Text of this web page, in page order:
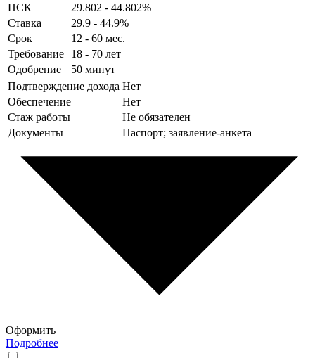
ПСК
29.802 - 44.802%
Ставка
29.9 - 44.9%
Срок
12 - 60 мес.
Требование
18 - 70 лет
Одобрение
50 минут
Подтверждение дохода Нет
Обеспечение
Нет
Стаж работы
Не обязателен
Документы
Паспорт; заявление-анкета
Оформить
Подробнее